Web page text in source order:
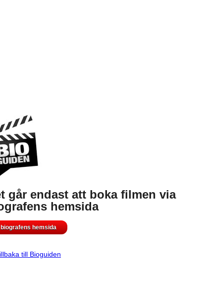
går endast att boka filmen via
hemsida
hemsida
till Bioguiden